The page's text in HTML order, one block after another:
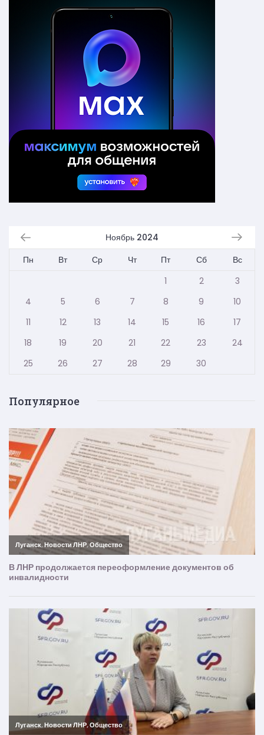
Ноябрь 2024
Пн
Вт Ср Чт Пт Сб
Вс
1
2
3
4
5 6 7 8 9
10
11
12 13 14 15 16
17
18
19 20 21 22 23
24
25
26 27 28 29 30
Популярное